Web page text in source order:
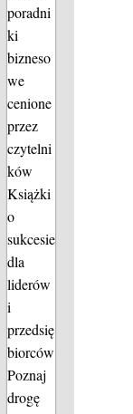
poradni
ki
bizneso
we
cenione
przez
czytelni
ków
Książki
o
sukcesie
dla
liderów
i
przedsię
biorców
Poznaj
drogę